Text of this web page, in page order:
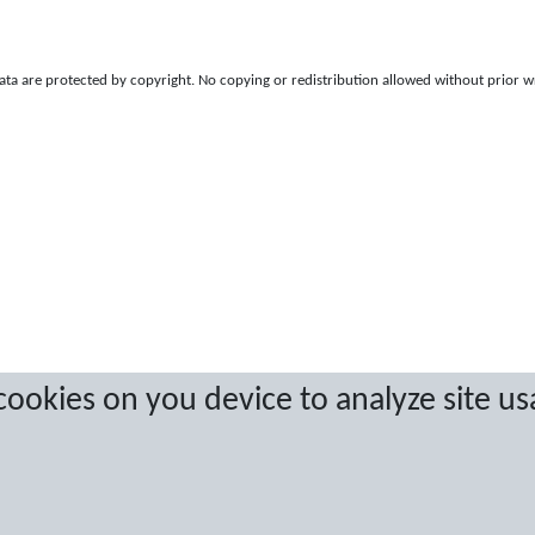
on you device to analyze site
are protected by copyright. No copying or redistribution allowed without prior